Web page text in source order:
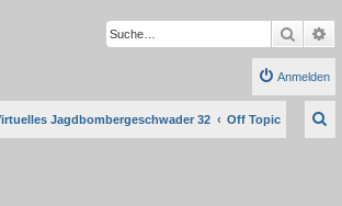
Suche
Anmelden
Jagdbombergeschwader 32 Off Topic